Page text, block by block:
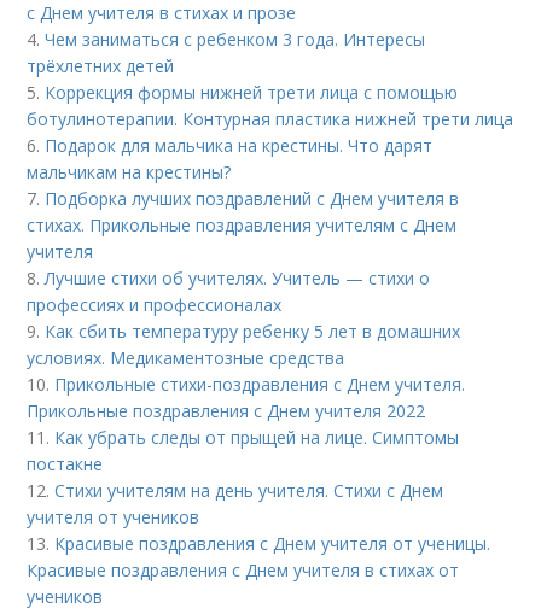
с Днем учителя в стихах и прозе
4.Чем заниматься с ребенком 3 года. Интересы
трёхлетних детей
5. Коррекция формы нижней трети лица с помощью
ботулинотерапии. Контурная пластика нижней трети лица
6. Подарок для мальчика на крестины. Что дарят
мальчикам на крестины?
7. Подборка лучших поздравлений с Днем учителя в
стихах. Прикольные поздравления учителям с Днем
учителя
8.Лучшие стихи об учителях. Учитель — стихи о
профессиях и профессионалах
9. Как сбить температуру ребенку 5 лет в домашних
условиях. Медикаментозные средства
10. Прикольные стихи-поздравления с Днем учителя.
Прикольные поздравления с Днем учителя 2022
11. Как убрать следы от прыщей на лице. Симптомы
постакне
12.Стихи учителям на день учителя. Стихи с Днем
учителя от учеников
13. Красивые поздравления с Днем учителя от ученицы.
Красивые поздравления с Днем учителя в стихах от
учеников